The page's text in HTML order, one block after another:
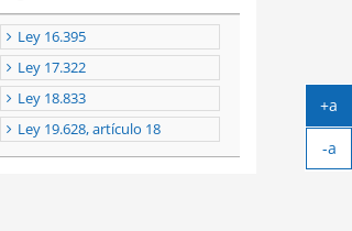
Ley 16.395
Ley 17.322
Ley 18.833
Ley 19.628, artículo 18
+a
-a